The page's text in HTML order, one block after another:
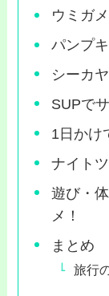
ウミガ
パンプ
シーカ
SUPで
1日かけ
ナイト
遊び・
メ！
まとめ
旅行